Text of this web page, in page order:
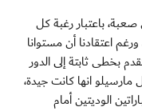
باعتبار رغبة كل
اعتقادنا أن مستوانا
بخطى ثابتة إلى الدور
مارسيلو انها كانت جيدة،
الوديتين أمام